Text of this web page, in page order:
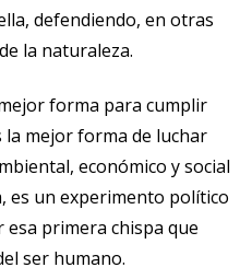
defendiendo, en otras
la naturaleza.
forma para cumplir
la mejor forma de luchar
económico y social
es un experimento político
primera chispa que
ser humano.